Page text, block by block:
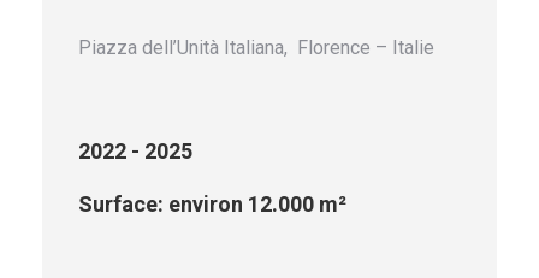
Piazza dell’Unità Italiana, Florence – Italie
2022 - 2025
Surface: environ 12.000 m²